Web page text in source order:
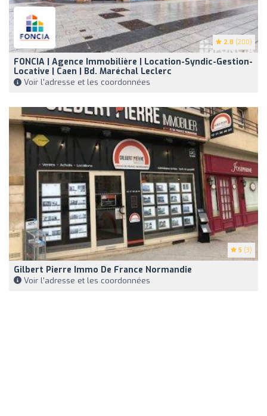
2.8 (200)
FONCIA | Agence Immobilière | Location-Syndic-Gestion-
Locative | Caen | Bd. Maréchal Leclerc
Voir l'adresse et les coordonnées
5 (3)
Gilbert Pierre Immo De France Normandie
Voir l'adresse et les coordonnées